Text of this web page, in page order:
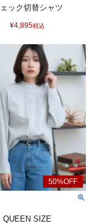
ック切替シャツ
¥4,895税込
QUEEN SIZE